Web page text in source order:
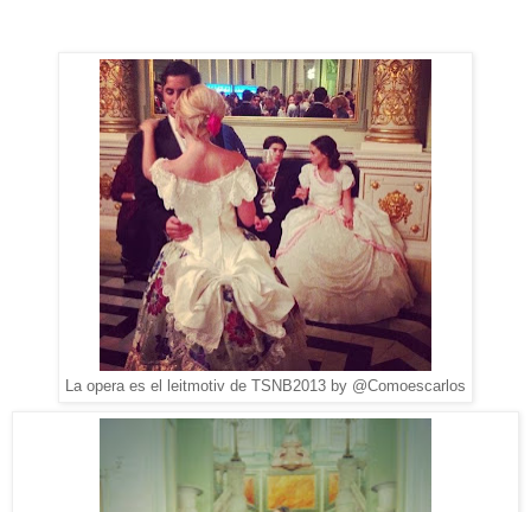
La opera es el leitmotiv de TSNB2013 by @Comoescarlos